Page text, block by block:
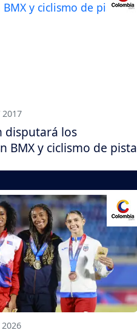
2017
disputará los
BMX y ciclismo de pista